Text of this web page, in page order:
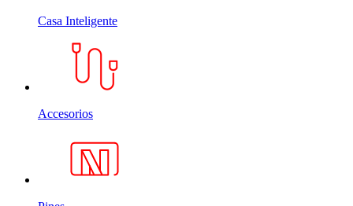
Casa Inteligente
Accesorios